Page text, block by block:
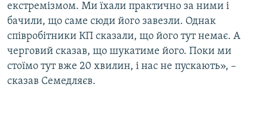
екстремізмом. Ми їхали практично за ними і
бачили, що саме сюди його завезли. Однак
співробітники КП сказали, що його тут немає. А
черговий сказав, що шукатиме його. Поки ми
стоїмо тут вже 20 хвилин, і нас не пускають», –
сказав Семедляєв.